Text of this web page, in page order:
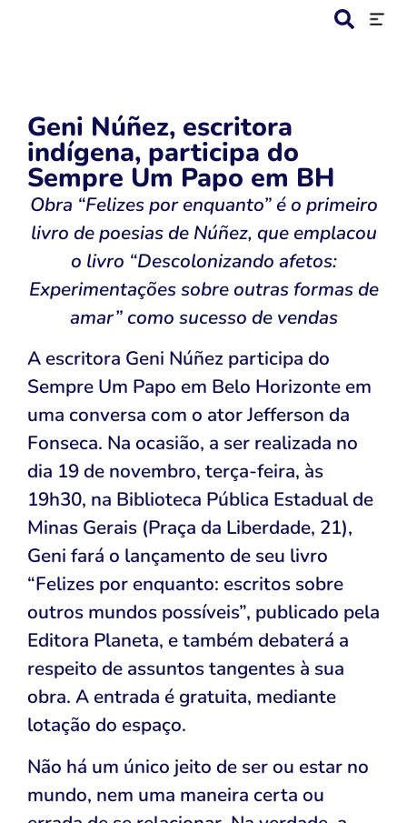
Geni Núñez, escritora
indígena, participa do
Sempre Um Papo em BH
Obra “Felizes por enquanto” é o primeiro
livro de poesias de Núñez, que emplacou
o livro “Descolonizando afetos:
Experimentações sobre outras formas de
amar” como sucesso de vendas
A escritora Geni Núñez participa do
Sempre Um Papo em Belo Horizonte em
uma conversa com o ator Jefferson da
Fonseca. Na ocasião, a ser realizada no
dia 19 de novembro, terça-feira, às
19h30, na Biblioteca Pública Estadual de
Minas Gerais (Praça da Liberdade, 21),
Geni fará o lançamento de seu livro
“Felizes por enquanto: escritos sobre
outros mundos possíveis”, publicado pela
Editora Planeta, e também debaterá a
respeito de assuntos tangentes à sua
obra. A entrada é gratuita, mediante
lotação do espaço.
Não há um único jeito de ser ou estar no
mundo, nem uma maneira certa ou